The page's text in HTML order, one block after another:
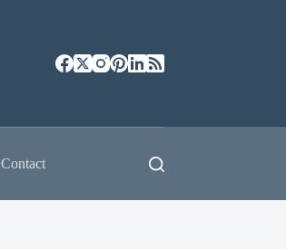
Contact